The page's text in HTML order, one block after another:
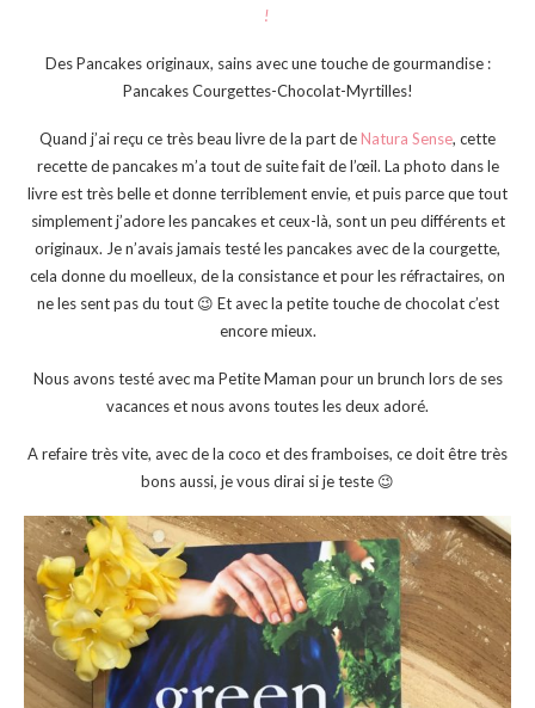
!
Des Pancakes originaux, sains avec une touche de gourmandise :
Pancakes Courgettes-Chocolat-Myrtilles!
Quand j’ai reçu ce très beau livre de la part de Natura Sense, cette
recette de pancakes m’a tout de suite fait de l’œil. La photo dans le
livre est très belle et donne terriblement envie, et puis parce que tout
simplement j’adore les pancakes et ceux-là, sont un peu différents et
originaux. Je n’avais jamais testé les pancakes avec de la courgette,
cela donne du moelleux, de la consistance et pour les réfractaires, on
ne les sent pas du tout 😉 Et avec la petite touche de chocolat c’est
encore mieux.
Nous avons testé avec ma Petite Maman pour un brunch lors de ses
vacances et nous avons toutes les deux adoré.
A refaire très vite, avec de la coco et des framboises, ce doit être très
bons aussi, je vous dirai si je teste 😉